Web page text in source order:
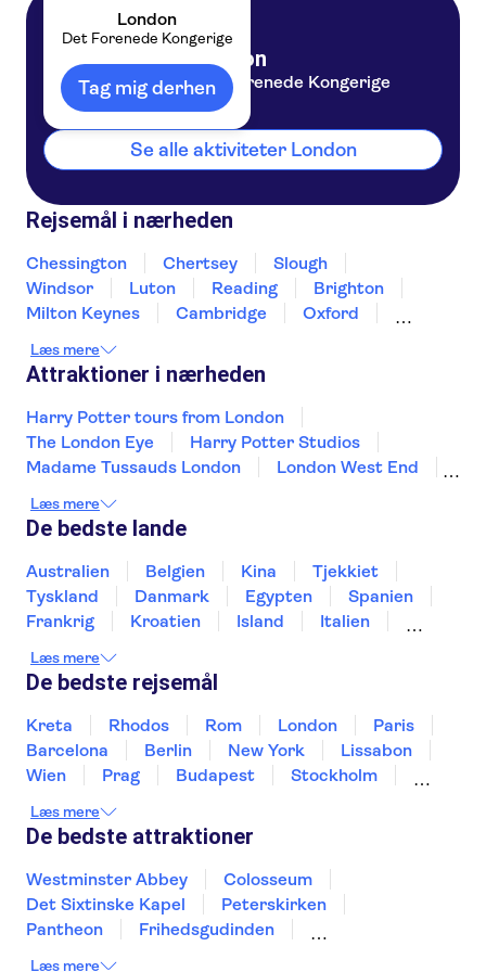
London
Det Forenede Kongerige
Tag mig derhen
London
Det Forenede Kongerige
Se alle aktiviteter London
Rejsemål i nærheden
Chessington Chertsey
Slough
Windsor
Luton Reading
Brighton
Milton Keynes
Cambridge
Oxford
Portsmouth
Læs mere
Attraktioner i nærheden
Harry Potter tours from London
The London Eye
Harry Potter Studios
Madame Tussauds London
London West End
Busrundture i London
Shakespeare's Globe
River Thames
King's Cross Station
The Scotch Whisky Experience
St Paul's Cathedral
Læs mere
De bedste lande
Australien Belgien Kina
Tjekkiet
Tyskland
Danmark Egypten
Spanien
Frankrig
Kroatien Island
Italien
Sverige
Slovenien
Læs mere
De bedste rejsemål
Kreta Rhodos Rom London
Paris
Barcelona
Berlin New York
Lissabon
Wien
Prag Budapest
Stockholm
Aarhus
Kiel Helsingborg
Læs mere
De bedste attraktioner
Westminster Abbey
Colosseum
Det Sixtinske Kapel
Peterskirken
Pantheon
Frihedsgudinden
Læs mere